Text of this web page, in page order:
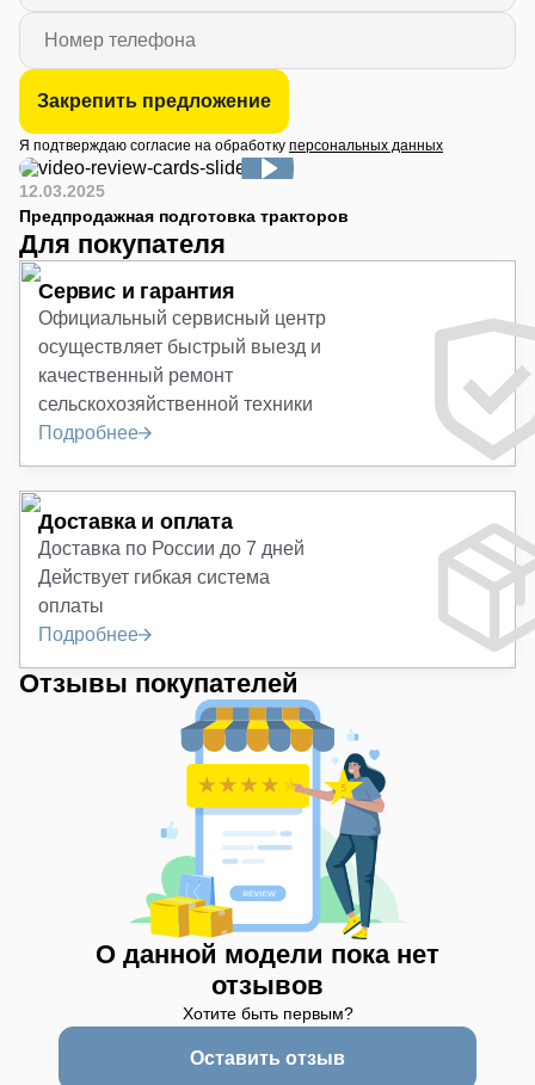
Закрепить предложение
Я подтверждаю согласие на обработку персональных данных
12.03.2025
Предпродажная подготовка тракторов
Для покупателя
Сервис и гарантия
Официальный сервисный центр
осуществляет быстрый выезд и
качественный ремонт
сельскохозяйственной техники
Подробнее
Доставка и оплата
Доставка по России до 7 дней
Действует гибкая система
оплаты
Подробнее
Отзывы покупателей
О данной модели пока нет
отзывов
Хотите быть первым?
Оставить отзыв